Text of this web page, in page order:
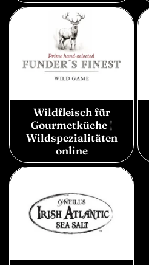
Wildfleisch für
Gourmetküche |
Wildspezialitäten
online